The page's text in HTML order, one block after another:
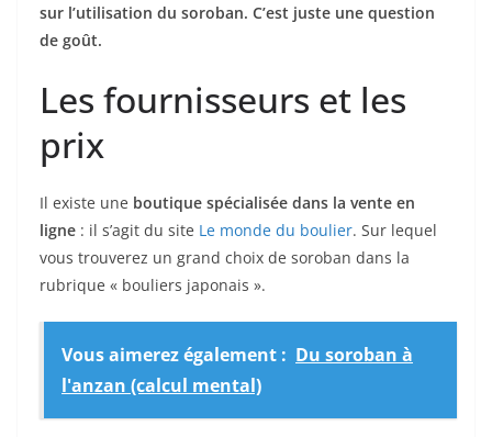
sur l’utilisation du soroban. C’est juste une question
de goût.
Les fournisseurs et les
prix
Il existe une boutique spécialisée dans la vente en
ligne : il s’agit du site Le monde du boulier. Sur lequel
vous trouverez un grand choix de soroban dans la
rubrique « bouliers japonais ».
Vous aimerez également : Du soroban à
l'anzan (calcul mental)